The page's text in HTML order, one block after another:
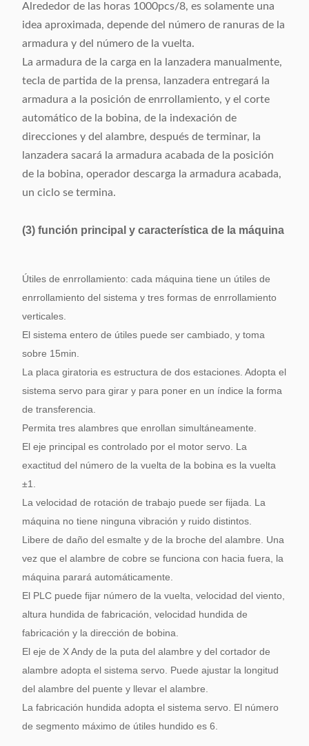
1pcs
Dimensión
(L) 1050* (W) 1800* (H)
1500m m
Alrededor de las horas 1000pcs/8, es solamente una
idea aproximada, depende del número de ranuras de la
armadura y del número de la vuelta.
La armadura de la carga en la lanzadera manualmente,
tecla de partida de la prensa, lanzadera entregará la
armadura a la posición de enrrollamiento, y el corte
automático de la bobina, de la indexación de
direcciones y del alambre, después de terminar, la
lanzadera sacará la armadura acabada de la posición
de la bobina, operador descarga la armadura acabada,
un ciclo se termina.
(3) función principal y característica de la máquina
Útiles de enrrollamiento: cada máquina tiene un útiles de
enrrollamiento del sistema y tres formas de enrrollamiento
verticales.
El sistema entero de útiles puede ser cambiado, y toma
sobre 15min.
La placa giratoria es estructura de dos estaciones. Adopta el
sistema servo para girar y para poner en un índice la forma
de transferencia.
Permita tres alambres que enrollan simultáneamente.
El eje principal es controlado por el motor servo. La
exactitud del número de la vuelta de la bobina es la vuelta
±1.
La velocidad de rotación de trabajo puede ser fijada. La
máquina no tiene ninguna vibración y ruido distintos.
Libere de daño del esmalte y de la broche del alambre. Una
vez que el alambre de cobre se funciona con hacia fuera, la
máquina parará automáticamente.
El PLC puede fijar número de la vuelta, velocidad del viento,
altura hundida de fabricación, velocidad hundida de
fabricación y la dirección de bobina.
El eje de X Andy de la puta del alambre y del cortador de
alambre adopta el sistema servo. Puede ajustar la longitud
del alambre del puente y llevar el alambre.
La fabricación hundida adopta el sistema servo. El número
de segmento máximo de útiles hundido es 6.